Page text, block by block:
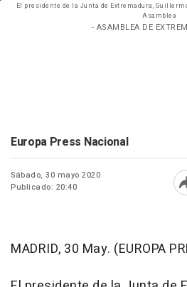
El presidente de la Junta de Extremadura,
Asamblea
- ASAMBLEA DE
Europa Press Nacional
Sábado, 30 mayo 2020
Publicado: 20:40
MADRID, 30 May. (EUROPA